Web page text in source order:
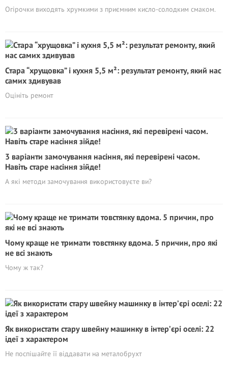
Огірочки виходять хрумкими з приємним кисло-солодким смаком.
Стара “хрущовка” і кухня 5,5 м²: результат ремонту, який нас
самих здивував
Оцініть ремонт
3 варіанти замочування насіння, які перевірені часом.
Навіть старе насіння зійде!
А які методи замочування використовуєте ви?
Чому краще не тримати товстянку вдома. 5 причин, про які
не всі знають
Чому ж так?
Як використати стару швейну машинку в інтер’єрі оселі: 22
ідеї з характером
Не поспішайте її віддавати на металобрухт